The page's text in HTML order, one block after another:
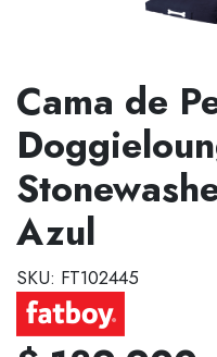
Cama de
Azul
SKU: FT102445